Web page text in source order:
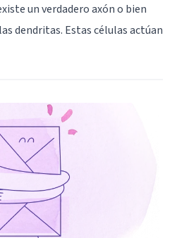
un verdadero axón o bien
dendritas. Estas células actúan